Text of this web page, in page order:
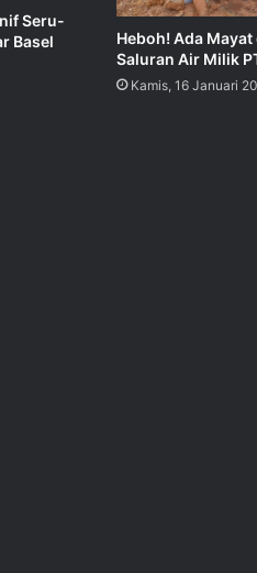
Seru-
Basel
Heboh! Ada Mayat
Saluran Air Milik
Kamis, 16 Januari